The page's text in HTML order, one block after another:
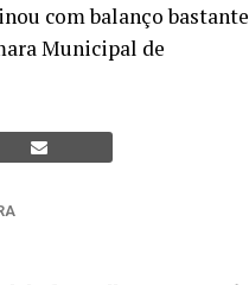
com balanço bastante
Municipal de